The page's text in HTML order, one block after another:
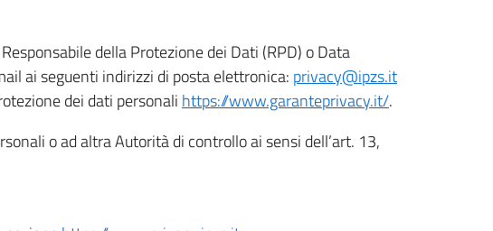
della Protezione dei Dati (RPD) o Data
ai seguenti indirizzi di posta elettronica: privacy@ipzs.it
dei dati personali https://www.garanteprivacy.it/.
o ad altra Autorità di controllo ai sensi dell’art. 13,